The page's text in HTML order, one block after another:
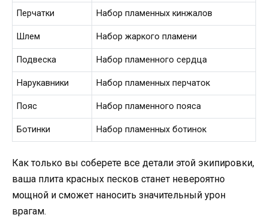
Перчатки Набор пламенных кинжалов
Шлем Набор жаркого пламени
Подвеска Набор пламенного сердца
Нарукавники Набор пламенных перчаток
Пояс Набор пламенного пояса
Ботинки Набор пламенных ботинок
Как только вы соберете все детали этой экипировки,
ваша плита красных песков станет невероятно
мощной и сможет наносить значительный урон
врагам.